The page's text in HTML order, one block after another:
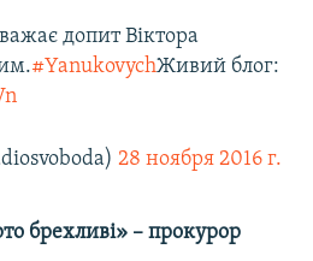
допит Віктора
#YanukovychЖивий блог:
28 ноября 2016 г.
брехливі» – прокурор